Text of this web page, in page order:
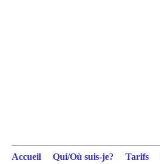
Accueil Qui/Où suis-je? Tarifs